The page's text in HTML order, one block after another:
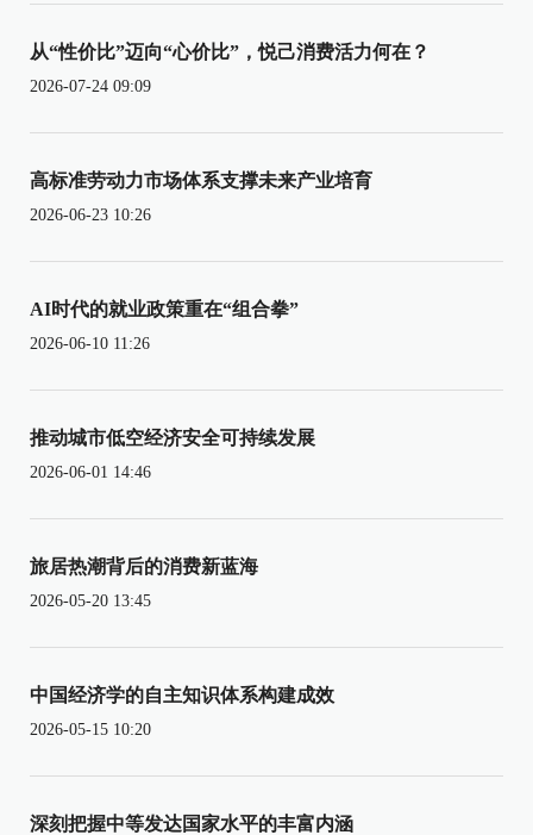
从“性价比”迈向“心价比”，悦己消费活力何在？
2026-07-24 09:09
高标准劳动力市场体系支撑未来产业培育
2026-06-23 10:26
AI时代的就业政策重在“组合拳”
2026-06-10 11:26
推动城市低空经济安全可持续发展
2026-06-01 14:46
旅居热潮背后的消费新蓝海
2026-05-20 13:45
中国经济学的自主知识体系构建成效
2026-05-15 10:20
深刻把握中等发达国家水平的丰富内涵